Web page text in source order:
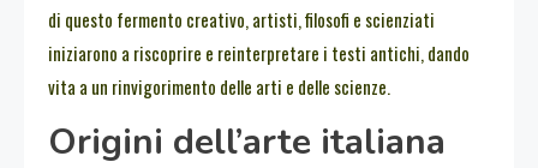
di questo fermento creativo, artisti, filosofi e scienziati
iniziarono a riscoprire e reinterpretare i testi antichi, dando
vita a un rinvigorimento delle arti e delle scienze.
Origini dell’arte italiana